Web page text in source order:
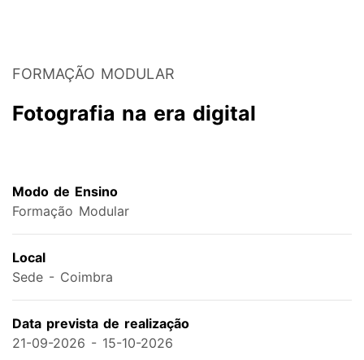
FORMAÇÃO MODULAR
Fotografia na era digital
Modo de Ensino
Formação Modular
Local
Sede - Coimbra
Data prevista de realização
21-09-2026 - 15-10-2026